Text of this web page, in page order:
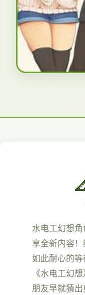
水电工幻想
享全新内容
如此耐心的
《水电工幻
朋友早就猜